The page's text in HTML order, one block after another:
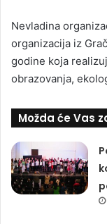
Nevladina
organizacija iz
godine koja
obrazovanja,
Možda će Vas